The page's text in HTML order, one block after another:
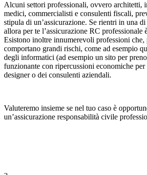
Alcuni settori professionali, ovvero architetti,
medici, commercialisti e consulenti fiscali,
stipula di un’assicurazione. Se rientri in una di
allora per te l’assicurazione RC professionale
Esistono inoltre innumerevoli professioni che,
comportano grandi rischi, come ad esempio
degli informatici (ad esempio un sito per
funzionante con ripercussioni economiche
designer o dei consulenti aziendali.
Valuteremo insieme se nel tuo caso è
un’assicurazione responsabilità civile